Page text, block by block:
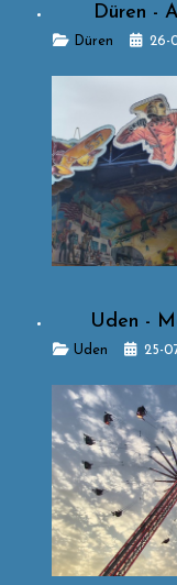
Düren -
Details
Düren 26-
Uden -
Details
Uden 25-